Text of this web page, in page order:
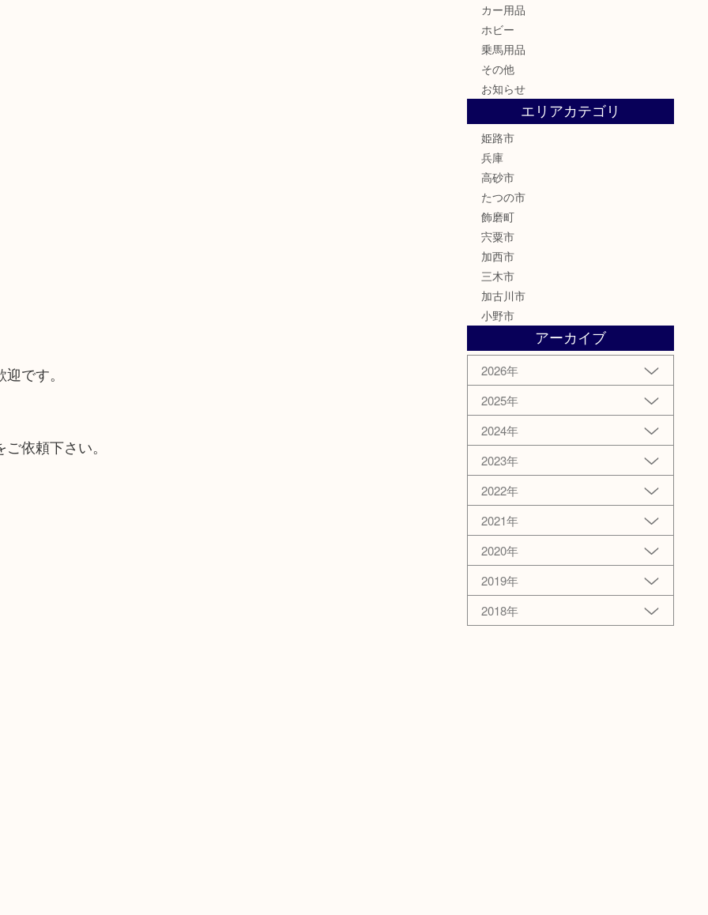
です。
依頼下さい。
カー用品
ホビー
乗馬用品
その他
お知らせ
エリアカテゴリ
姫路市
兵庫
高砂市
たつの市
飾磨町
宍粟市
加西市
三木市
加古川市
小野市
アーカイブ
2026年
2025年
2024年
2023年
2022年
2021年
2020年
2019年
2018年